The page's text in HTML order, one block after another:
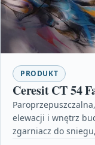
PRODUKT
Ceresit CT 54
elewacji i wnętrz
zgarniacz do